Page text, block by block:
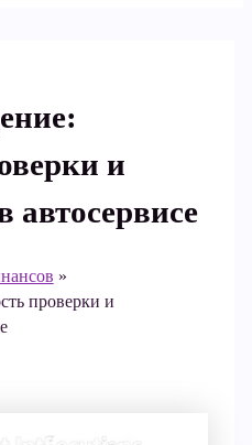
и
автосервисе
проверки и